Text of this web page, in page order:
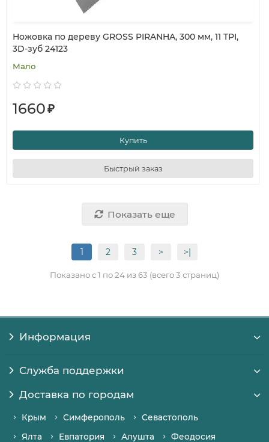
Ножовка по дереву GROSS PIRANHA, 300 мм, 11 TPI,
3D-зуб 24123
Мало
1660₽
Купить
Быстрый заказ
Показать еще
1 2 3 > >|
Показано с 1 по 24 из 63 (всего 3 страниц)
Информация
Служба поддержки
Доставка по городам
Крым Симферополь
Севастополь
Ялта
Евпатория Алушта
Феодосия